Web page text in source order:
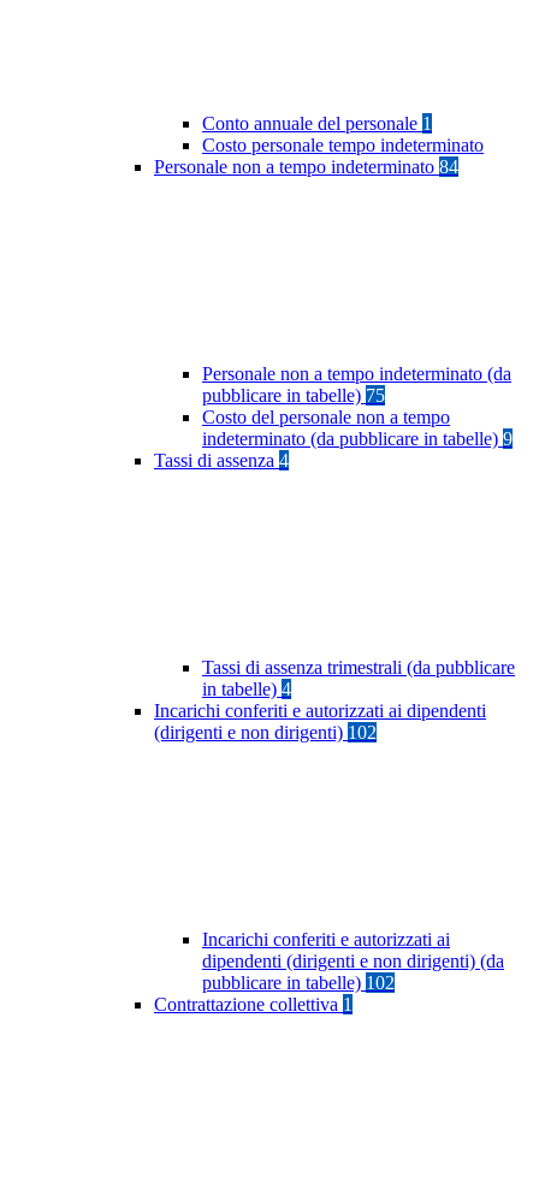
Conto annuale del personale 1
Costo personale tempo indeterminato
Personale non a tempo indeterminato 84
Personale non a tempo indeterminato (da
pubblicare in tabelle) 75
Costo del personale non a tempo
indeterminato (da pubblicare in tabelle) 9
Tassi di assenza 4
Tassi di assenza trimestrali (da pubblicare
in tabelle) 4
Incarichi conferiti e autorizzati ai dipendenti
(dirigenti e non dirigenti) 102
Incarichi conferiti e autorizzati ai
dipendenti (dirigenti e non dirigenti) (da
pubblicare in tabelle) 102
Contrattazione collettiva 1